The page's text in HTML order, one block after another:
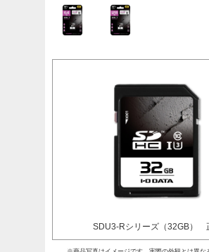
SDU3-Rシリーズ（32GB）